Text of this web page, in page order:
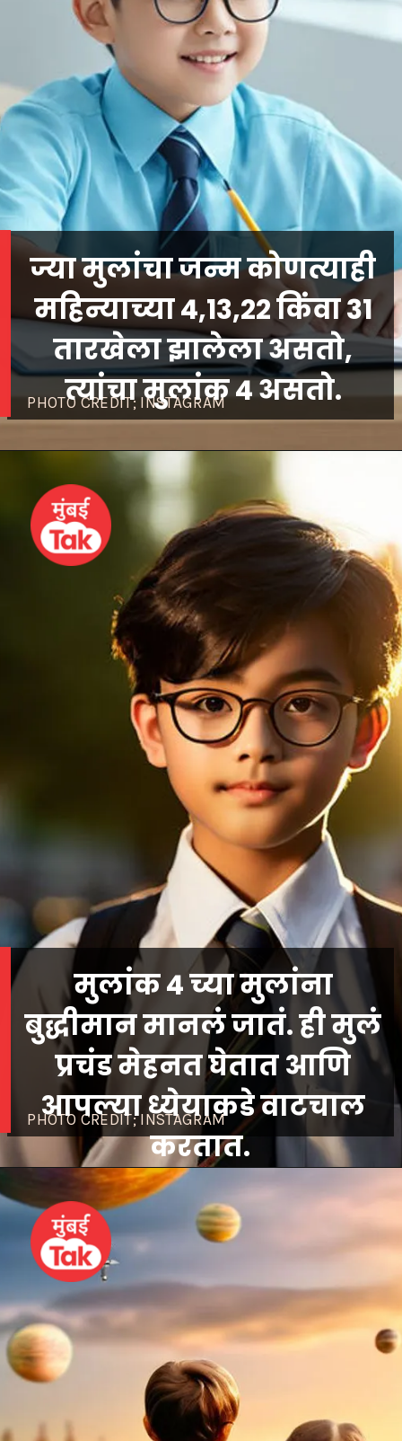
PHOTO CREDIT; INSTAGRAM
ज्या मुलांचा जन्म कोणत्याही
महिन्याच्या 4,13,22 किंवा 31
तारखेला झालेला असतो,
PHOTO CREDIT; INSTAGRAM
मुलांक 4 च्या मुलांना
बुद्धीमान मानलं जातं. ही मुलं
प्रचंड मेहनत घेतात आणि
आपल्या ध्येयाकडे वाटचाल
करतात.